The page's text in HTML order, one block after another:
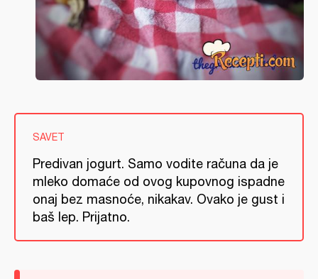
SAVET
Predivan jogurt. Samo vodite računa da je
mleko domaće od ovog kupovnog ispadne
onaj bez masnoće, nikakav. Ovako je gust i
baš lep. Prijatno.